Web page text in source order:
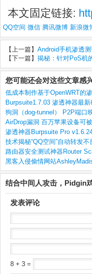
本文固定链接:
QQ空间 微信 腾讯微博 新浪微
【上一篇】 Android手机渗透
【下一篇】 揭秘：针对PoS机
您可能还会对这些文章感
低成本制作基于OpenWRT的
Burpsuite1.7.03 渗透神器最
狗洞（dog-tunnel） P2P端口
AirDrop漏洞 百万苹果设备可
渗透神器Burpsuite Pro
技术揭秘“QQ空间”自动转发不
路由器安全测试神器Router
黑客入侵偷情网站
结合中间人攻击，Pidgin
发表评论
8 + 3 =